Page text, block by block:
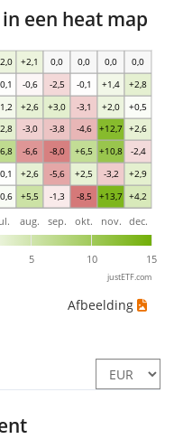
een heat map
+5,5 -1,3 -8,5 +13,7 +4,2
+2,6 -5,6 +2,5 -3,2 +2,9
-6,6 -8,0 +6,5 +10,8 -2,4
-3,0 -3,8 -4,6 +12,7 +2,6
+2,6 +3,0 -3,1 +2,0 +0,5
-0,6 -2,5 -0,1 +1,4 +2,8
+2,1 0,0 0,0 0,0 0,0
5 10 15
aug. sep. okt. nov. dec.
justETF.com
Afbeelding